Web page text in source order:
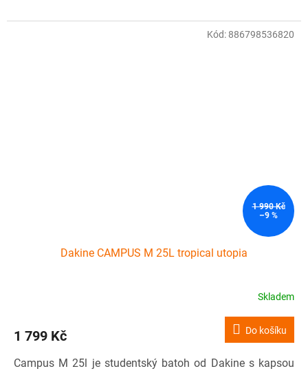
1 990 Kč
–9 %
Dakine CAMPUS M 25L tropical utopia
Skladem
1 799 Kč Do košíku
Campus M 25l je studentský batoh od Dakine s kapsou
Kód: 886798536820